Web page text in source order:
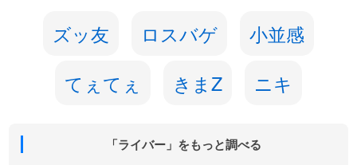
ズッ友 ロスバゲ
小並感
てぇてぇ
きまZ ニキ
「ライバー」をもっと調べる